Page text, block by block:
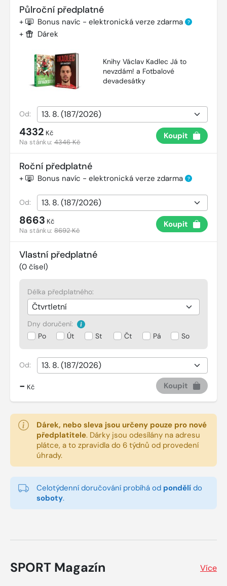
Půlroční předplatné
+ Bonus navíc - elektronická verze zdarma ?
+ Dárek
Knihy Václav Kadlec Já to
nevzdám! a Fotbalové
devadesátky
Od:
4332 Kč
Na stánku:4346 Kč
Koupit
Roční předplatné
+ Bonus navíc - elektronická verze zdarma ?
Od:
8663 Kč
Na stánku:8692 Kč
Koupit
Vlastní předplatné
(0 čísel)
Délka předplatného:
Dny doručení:
Po
Út St Čt Pá So
Od:
- Kč Koupit
Dárek, nebo sleva jsou určeny pouze pro nové
předplatitele. Dárky jsou odesílány na adresu
plátce, a to zpravidla do 6 týdnů od provedení
úhrady.
Celotýdenní doručování probíhá od pondělí do
soboty.
SPORT Magazín Více